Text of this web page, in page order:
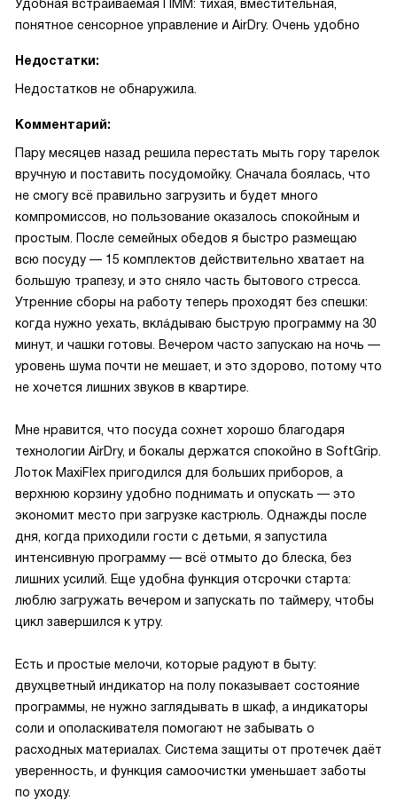
Удобная встраиваемая ПММ: тихая, вместительная,
понятное сенсорное управление и AirDry. Очень удобно
Недостатки:
Недостатков не обнаружила.
Комментарий:
Пару месяцев назад решила перестать мыть гору тарелок
вручную и поставить посудомойку. Сначала боялась, что
не смогу всё правильно загрузить и будет много
компромиссов, но пользование оказалось спокойным и
простым. После семейных обедов я быстро размещаю
всю посуду — 15 комплектов действительно хватает на
большую трапезу, и это сняло часть бытового стресса.
Утренние сборы на работу теперь проходят без спешки:
когда нужно уехать, вклáдываю быструю программу на 30
минут, и чашки готовы. Вечером часто запускаю на ночь —
уровень шума почти не мешает, и это здорово, потому что
не хочется лишних звуков в квартире.
Мне нравится, что посуда сохнет хорошо благодаря
технологии AirDry, и бокалы держатся спокойно в SoftGrip.
Лоток MaxiFlex пригодился для больших приборов, а
верхнюю корзину удобно поднимать и опускать — это
экономит место при загрузке кастрюль. Однажды после
дня, когда приходили гости с детьми, я запустила
интенсивную программу — всё отмыто до блеска, без
лишних усилий. Еще удобна функция отсрочки старта:
люблю загружать вечером и запускать по таймеру, чтобы
цикл завершился к утру.
Есть и простые мелочи, которые радуют в быту:
двухцветный индикатор на полу показывает состояние
программы, не нужно заглядывать в шкаф, а индикаторы
соли и ополаскивателя помогают не забывать о
расходных материалах. Система защиты от протечек даёт
уверенность, и функция самоочистки уменьшает заботы
по уходу.